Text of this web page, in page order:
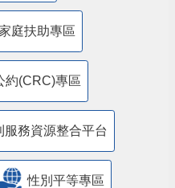
庭扶助專區
約(CRC)專區
務資源整合平台
性別平等專區